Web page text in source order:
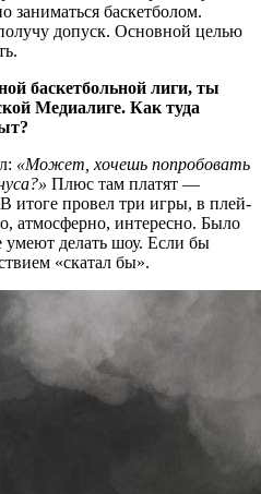
заниматься баскетболом.
допуск. Основной целью
баскетбольной лиги, ты
Медиалиге. Как туда
«Может, хочешь попробовать
Плюс там платят —
итоге провел три игры, в плей-
интересно. Было
умеют делать шоу. Если бы
«скатал бы».